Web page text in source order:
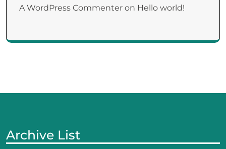
A WordPress Commenter on Hello world!
Archive List